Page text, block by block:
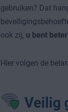
gebruiken? Dat
ook zij, u bent
Hier volgen de
Veilig